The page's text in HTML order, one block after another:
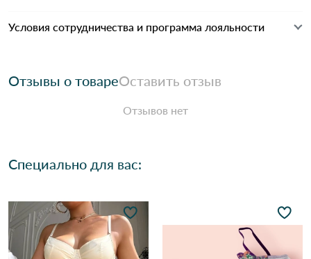
Условия сотрудничества и программа лояльности
Отзывы о товареОставить отзыв
Отзывов нет
Специально для вас: